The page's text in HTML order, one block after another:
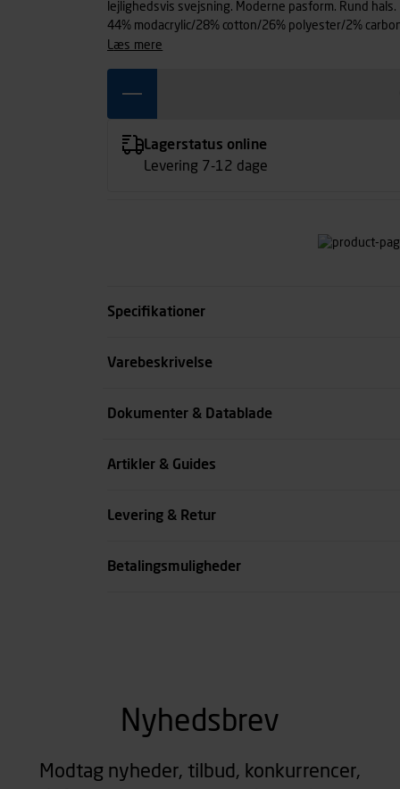
lejlighedsvis svejsning. Moderne pasform. Rund
44% modacrylic/28% cotton/26% polyester/2%
læs mere
Lagerstatus online
Levering 7-12 dage
Specifikationer
Størrelse
Varebeskrivelse
Dokumenter & Datablade
Artikler & Guides
Levering & Retur
Betalingsmuligheder
Nyhedsbrev
Modtag nyheder, tilbud, konkurrencer,